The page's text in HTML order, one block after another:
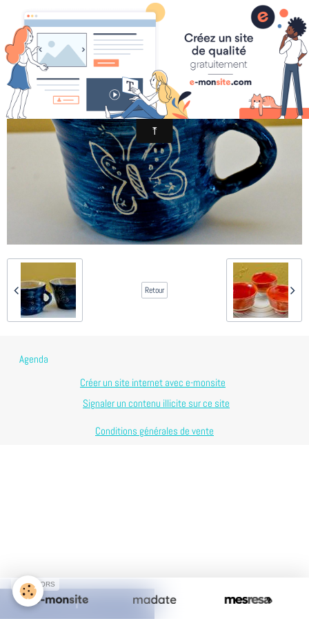
046-poterie
Retour
Agenda
Créer un site internet avec e-monsite
Signaler un contenu illicite sur ce site
Conditions générales de vente
SPONSORS